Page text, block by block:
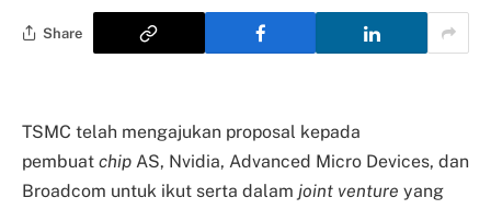
Share
TSMC telah mengajukan proposal kepada
pembuat chip AS, Nvidia, Advanced Micro Devices, dan
Broadcom untuk ikut serta dalam joint venture yang